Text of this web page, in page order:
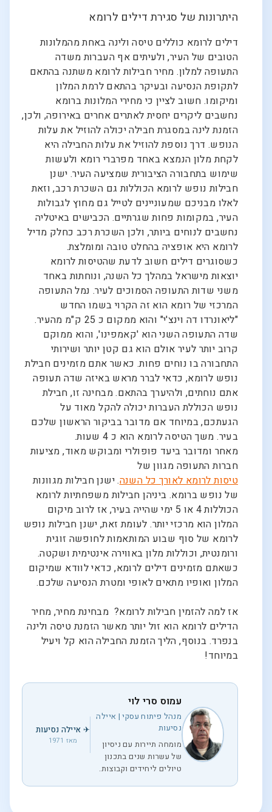
היתרונות של סגירת דילים לרומא
דילים לרומא כוללים טיסה ולינה באחת מהמלונות
הטובים של העיר, ולעיתים אף העברות משדה
התעופה למלון. מחיר חבילות לרומא משתנה בהתאם
לתקופת הנסיעה ובעיקר בהתאם לרמת המלון
ומיקומו. חשוב לציין כי מחירי המלונות ברומא
נחשבים ליקרים יחסית לאתרים אחרים באירופה, ולכן,
הזמנת לינה במסגרת חבילה יכולה להוזיל את עלות
הנופש. דרך נוספת להוזיל את עלות החבילה היא
לקחת מלון הנמצא באחד מפרברי רומא ולעשות
שימוש בתחבורה הציבורית שמציעה העיר. ישנן
חבילות נופש לרומא הכוללות גם השכרת רכב, וזאת
לאלו מבניכם שמעוניינים לטייל גם מחוץ לגבולות
העיר, במקומות פחות שגרתיים. הכבישים באיטליה
נחשבים לנוחים ביותר, ולכן השכרת רכב כחלק מדיל
לרומא היא אופציה בהחלט טובה ומומלצת.
כשסוגרים דילים חשוב לדעת שהטיסות לרומא
יוצאות מישראל במהלך כל השנה, ונוחתות באחד
משני שדות התעופה הסמוכים לעיר. נמל התעופה
המרכזי של רומא הוא זה הקרוי בשמו החדש
"ליאונרדו דה וינצ'י" והוא ממקום כ 25 ק"מ מהעיר.
שדה התעופה השני הוא 'קאמפינו', והוא ממוקם
קרוב יותר לעיר אולם הוא גם קטן יותר ושירותי
התחבורה בו נוחים פחות. כאשר אתם מזמינים חבילת
נופש לרומא, כדאי לברר מראש באיזה שדה תעופה
אתם נוחתים, ולהיערך בהתאם. מבחינה זו, חבילת
נופש הכוללת העברות יכולה להקל מאוד על
הגעתכם, במיוחד אם מדובר בביקור הראשון שלכם
בעיר. משך הטיסה לרומא הוא כ 4 שעות.
מאחר ומדובר ביעד פופולרי ומבוקש מאוד, מציעות
חברות התעופה מגוון של
טיסות לרומא לאורך כל השנה. ישנן חבילות מגוונות
של נופש ברומא. ביניהן חבילות משפחתיות לרומא
הכוללות 4 או 5 ימי שהייה בעיר, אז לרוב מיקום
המלון הוא מרכזי יותר. לעומת זאת, ישנן חבילות נופש
לרומא של סוף שבוע המותאמות לחופשה זוגית
ורומנטית, וכוללות מלון באווירה אינטימית ושקטה.
כשאתם מזמינים דילים לרומא, כדאי לוודא שמיקום
המלון ואופיו מתאים לאופי ומטרת הנסיעה שלכם.
אז למה להזמין חבילות לרומא? מבחינת מחיר, מחיר
הדילים לרומא הוא זול יותר מאשר הזמנת טיסה ולינה
בנפרד. בנוסף, הליך הזמנת החבילה הוא קל ויעיל
במיוחד!
עמוס סרי לוי
מנהל פיתוח עסקי | איילה
נסיעות
מומחה תיירות עם ניסיון
של עשרות שנים בתכנון
טיולים ליחידים וקבוצות.
✈ איילה נסיעות
מאז 1971